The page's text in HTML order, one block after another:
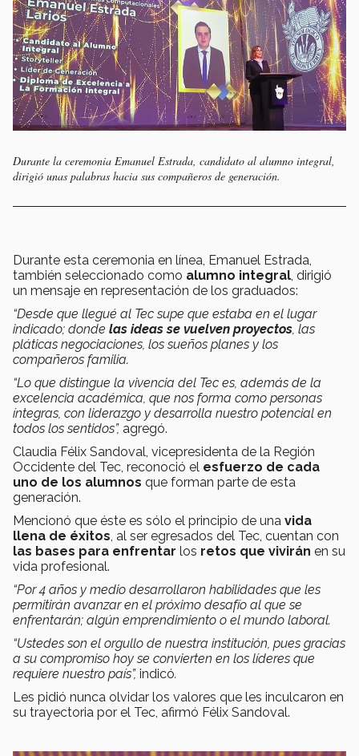
Durante la ceremonia Emanuel Estrada, candidato al alumno integral,
dirigió unas palabras hacia sus compañeros de generación.
Durante esta ceremonia en línea, Emanuel Estrada,
también seleccionado como alumno integral , dirigió
un mensaje en representación de los graduados:
“Desde que llegué al Tec supe que estaba en el lugar
indicado; donde las ideas se vuelven proyectos , las
pláticas negociaciones, los sueños planes y los
compañeros familia.
“Lo que distingue la vivencia del Tec es, además de la
excelencia académica, que nos forma como personas
íntegras, con liderazgo y desarrolla nuestro potencial en
todos los sentidos”, agregó.
Claudia Félix Sandoval, vicepresidenta de la Región
Occidente del Tec, reconoció el esfuerzo de cada
uno de los alumnos que forman parte de esta
generación.
Mencionó que éste es sólo el principio de una vida
llena de éxitos , al ser egresados del Tec, cuentan con
las bases para enfrentar los retos que vivirán en su
vida profesional.
“Por 4 años y medio desarrollaron habilidades que les
permitirán avanzar en el próximo desafío al que se
enfrentarán; algún emprendimiento o el mundo laboral.
“Ustedes son el orgullo de nuestra institución, pues gracias
a su compromiso hoy se convierten en los líderes que
requiere nuestro país”, indicó.
Les pidió nunca olvidar los valores que les inculcaron en
su trayectoria por el Tec, afirmó Félix Sandoval.